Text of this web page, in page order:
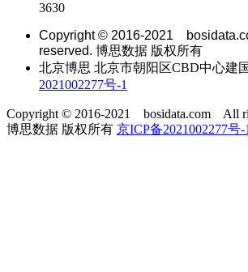
3630
Copyright © 2016-2021
reserved. 博思数据 版权所有
北京博思 北京市朝阳区CBD中心建
2021002277号-1
Copyright © 2016-2021 bosidata.com All
博思数据 版权所有 京ICP备2021002277号-1